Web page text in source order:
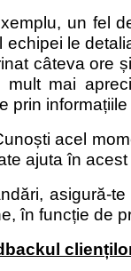
un fel
le
câteva ore
mai
prin
acel
ajuta în
asigură-
în funcție de